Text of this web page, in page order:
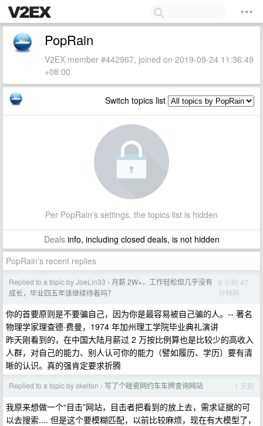
PopRain
V2EX member #442967, joined on 2019-09-24 11:36:49
+08:00
Switch topics list
Per PopRain's settings, the topics list is hidden
Dealsinfo, including closed deals, is not hidden
PopRain's recent replies
Replied to a topic by JoeLin33 › 月薪 2W+，工作轻松但几乎没有
成长，毕业四五年该继续待着吗？
6 小时 47
分钟前
你的首要原则是不要骗自己，因为你是最容易被自己骗的人。-- 著名
物理学家理查德·费曼，1974 年加州理工学院毕业典礼演讲
昨天刚看到的，在中国大陆月薪过 2 万按比例算也是比较少的高收入
人群，对自己的能力、别人认可你的能力（譬如履历、学历）要有清
晰的认识。真的强肯定要求折腾
Replied to a topic by skelton › 写了个碰瓷网约车车牌查询网站 1 天前
我原来想做一个“目击”网站，目击者把看到的放上去，需求证据的可
以去搜索.... 但是这个要模糊匹配，以前比较麻烦，现在有大模型了，